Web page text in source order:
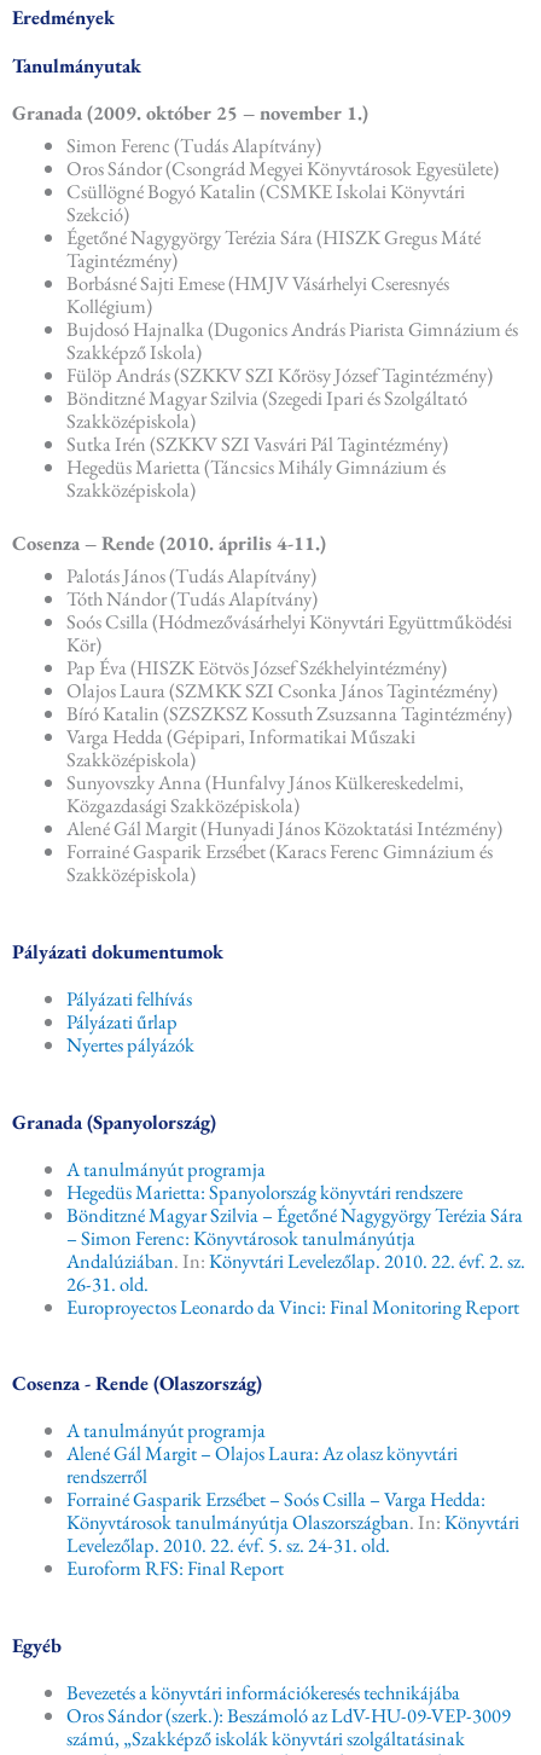
Eredmények
Tanulmányutak
Granada (2009. október 25 – november 1.)
Simon Ferenc (Tudás Alapítvány)
Oros Sándor (Csongrád Megyei Könyvtárosok Egyesülete)
Csüllögné Bogyó Katalin (CSMKE Iskolai Könyvtári
Szekció)
Égetőné Nagygyörgy Terézia Sára (HISZK Gregus Máté
Tagintézmény)
Borbásné Sajti Emese (HMJV Vásárhelyi Cseresnyés
Kollégium)
Bujdosó Hajnalka (Dugonics András Piarista Gimnázium és
Szakképző Iskola)
Fülöp András (SZKKV SZI Kőrösy József Tagintézmény)
Bönditzné Magyar Szilvia (Szegedi Ipari és Szolgáltató
Szakközépiskola)
Sutka Irén (SZKKV SZI Vasvári Pál Tagintézmény)
Hegedüs Marietta (Táncsics Mihály Gimnázium és
Szakközépiskola)
Cosenza – Rende (2010. április 4-11.)
Palotás János (Tudás Alapítvány)
Tóth Nándor (Tudás Alapítvány)
Soós Csilla (Hódmezővásárhelyi Könyvtári Együttműködési
Kör)
Pap Éva (HISZK Eötvös József Székhelyintézmény)
Olajos Laura (SZMKK SZI Csonka János Tagintézmény)
Bíró Katalin (SZSZKSZ Kossuth Zsuzsanna Tagintézmény)
Varga Hedda (Gépipari, Informatikai Műszaki
Szakközépiskola)
Sunyovszky Anna (Hunfalvy János Külkereskedelmi,
Közgazdasági Szakközépiskola)
Alené Gál Margit (Hunyadi János Közoktatási Intézmény)
Forrainé Gasparik Erzsébet (Karacs Ferenc Gimnázium és
Szakközépiskola)
Pályázati dokumentumok
Pályázati felhívás
Pályázati űrlap
Nyertes pályázók
Granada (Spanyolország)
A tanulmányút programja
Hegedüs Marietta: Spanyolország könyvtári rendszere
Bönditzné Magyar Szilvia – Égetőné Nagygyörgy Terézia Sára
– Simon Ferenc: Könyvtárosok tanulmányútja
Andalúziában. In:Könyvtári Levelezőlap. 2010. 22. évf. 2. sz.
26-31. old.
Europroyectos Leonardo da Vinci: Final Monitoring Report
Cosenza - Rende (Olaszország)
A tanulmányút programja
Alené Gál Margit – Olajos Laura: Az olasz könyvtári
rendszerről
Forrainé Gasparik Erzsébet – Soós Csilla – Varga Hedda:
Könyvtárosok tanulmányútja Olaszországban. In:Könyvtári
Levelezőlap. 2010. 22. évf. 5. sz. 24-31. old.
Euroform RFS: Final Report
Egyéb
Bevezetés a könyvtári információkeresés technikájába
Oros Sándor (szerk.): Beszámoló az LdV-HU-09-VEP-3009
számú, „Szakképző iskolák könyvtári szolgáltatásinak